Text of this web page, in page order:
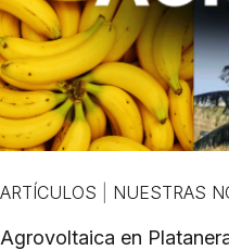
ARTÍCULOS NUESTRAS
Agrovoltaica en